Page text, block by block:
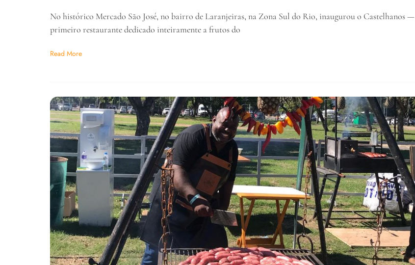
No histórico Mercado São José, no bairro de Laranjeiras, na Zona Sul do Rio, inaugurou o Castelhanos —
primeiro restaurante dedicado inteiramente a frutos do
Read More